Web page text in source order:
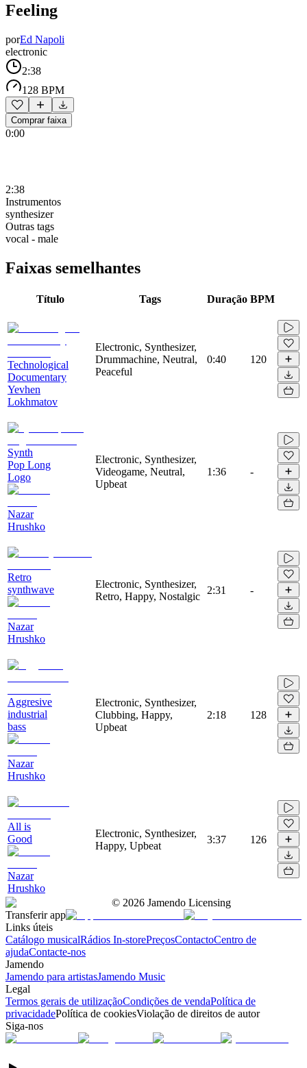
Feeling
porEd Napoli
electronic
2:38
128 BPM
Comprar faixa
0:00
2:38
Instrumentos
synthesizer
Outras tags
vocal - male
Faixas semelhantes
Título Tags Duração BPM
Technological
Documentary
Yevhen
Lokhmatov
Electronic, Synthesizer,
Drummachine, Neutral,
Peaceful
0:40 120
Synth
Pop Long
Logo
Nazar
Hrushko
Electronic, Synthesizer,
Videogame, Neutral,
Upbeat
1:36 -
Retro
synthwave
Nazar
Hrushko
Electronic, Synthesizer,
Retro, Happy, Nostalgic
2:31 -
Aggresive
industrial
bass
Nazar
Hrushko
Electronic, Synthesizer,
Clubbing, Happy,
Upbeat
2:18 128
All is
Good
Nazar
Hrushko
Electronic, Synthesizer,
Happy, Upbeat
3:37 126
© 2026 Jamendo Licensing
Transferir app
Links úteis
Catálogo musicalRádios In-storePreçosContactoCentro de
ajudaContacte-nos
Jamendo
Jamendo para artistasJamendo Music
Legal
Termos gerais de utilizaçãoCondições de vendaPolítica de
privacidadePolítica de cookiesViolação de direitos de autor
Siga-nos